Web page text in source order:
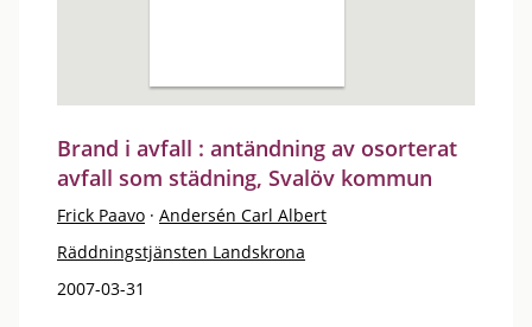
Brand i avfall : antändning av osorterat
avfall som städning, Svalöv kommun
Frick Paavo · Andersén Carl Albert
Räddningstjänsten Landskrona
2007-03-31